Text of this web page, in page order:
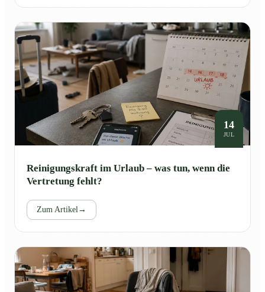
14
JUL
Reinigungskraft im Urlaub – was tun, wenn die
Vertretung fehlt?
Zum Artikel →